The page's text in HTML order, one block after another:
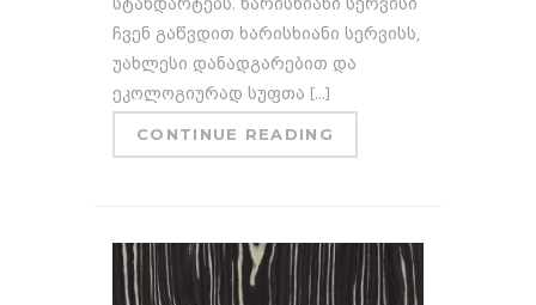
სტანდარტებს. ხარისხიანი სერვისი
ჩვენ გაწვდით ხარისხიანი სერვისს,
უახლესი დანადგარებით და
ეკოლოგიურად სუფთა [...]
CONTINUE READING